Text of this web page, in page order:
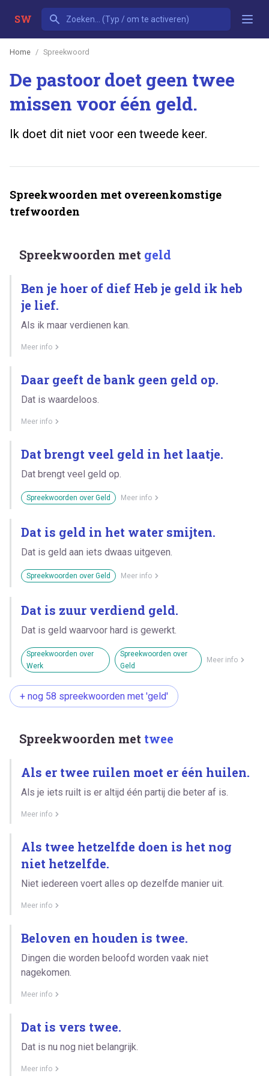
SW
Home Spreekwoord
De pastoor doet geen twee
missen voor één geld.
Ik doet dit niet voor een tweede keer.
Spreekwoorden met overeenkomstige
trefwoorden
Spreekwoorden met geld
Ben je hoer of dief Heb je geld ik heb
je lief.
Als ik maar verdienen kan.
Meer info
Daar geeft de bank geen geld op.
Dat is waardeloos.
Meer info
Dat brengt veel geld in het laatje.
Dat brengt veel geld op.
Spreekwoorden over Geld Meer info
Dat is geld in het water smijten.
Dat is geld aan iets dwaas uitgeven.
Spreekwoorden over Geld Meer info
Dat is zuur verdiend geld.
Dat is geld waarvoor hard is gewerkt.
Spreekwoorden over
Werk
Spreekwoorden over
Geld
Meer info
+ nog 58 spreekwoorden met 'geld'
Spreekwoorden met twee
Als er twee ruilen moet er één huilen.
Als je iets ruilt is er altijd één partij die beter af is.
Meer info
Als twee hetzelfde doen is het nog
niet hetzelfde.
Niet iedereen voert alles op dezelfde manier uit.
Meer info
Beloven en houden is twee.
Dingen die worden beloofd worden vaak niet
nagekomen.
Meer info
Dat is vers twee.
Dat is nu nog niet belangrijk.
Meer info